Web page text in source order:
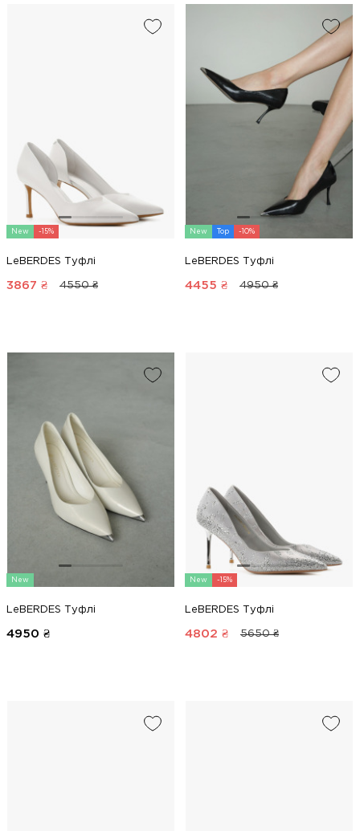
New -15%
LeBERDES Туфлі
3867 ₴ 4550 ₴
New Top -10%
LeBERDES Туфлі
4455 ₴ 4950 ₴
New
LeBERDES Туфлі
4950 ₴
New -15%
LeBERDES Туфлі
4802 ₴ 5650 ₴